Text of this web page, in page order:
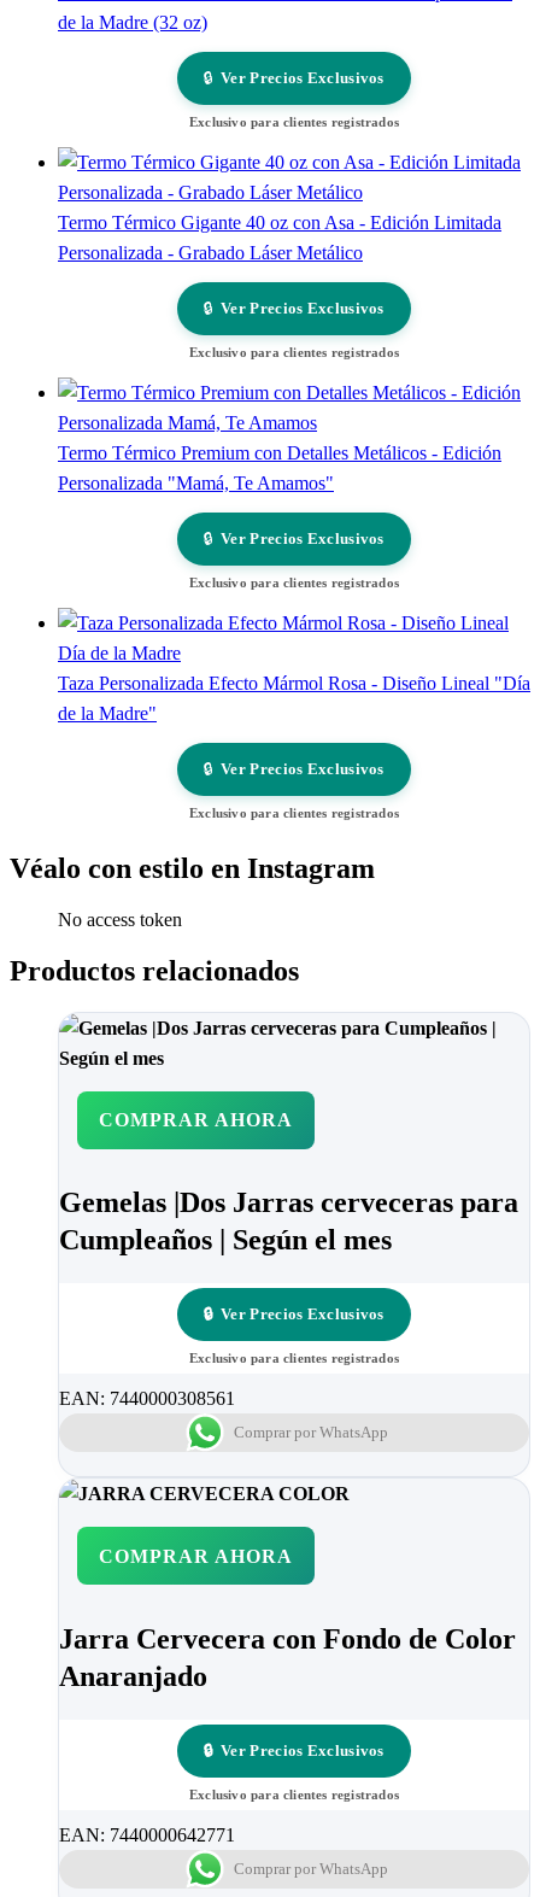
de la Madre (32 oz)
🔒 Ver Precios Exclusivos
Exclusivo para clientes registrados
Termo Térmico Gigante 40 oz con Asa - Edición Limitada
Personalizada - Grabado Láser Metálico
🔒 Ver Precios Exclusivos
Exclusivo para clientes registrados
Termo Térmico Premium con Detalles Metálicos - Edición
Personalizada "Mamá, Te Amamos"
🔒 Ver Precios Exclusivos
Exclusivo para clientes registrados
Taza Personalizada Efecto Mármol Rosa - Diseño Lineal "Día
de la Madre"
🔒 Ver Precios Exclusivos
Exclusivo para clientes registrados
Véalo con estilo en Instagram
No access token
Productos relacionados
COMPRAR AHORA
Gemelas |Dos Jarras cerveceras para
Cumpleaños | Según el mes
🔒 Ver Precios Exclusivos
Exclusivo para clientes registrados
EAN: 7440000308561
Comprar por WhatsApp
COMPRAR AHORA
Jarra Cervecera con Fondo de Color
Anaranjado
🔒 Ver Precios Exclusivos
Exclusivo para clientes registrados
EAN: 7440000642771
Comprar por WhatsApp